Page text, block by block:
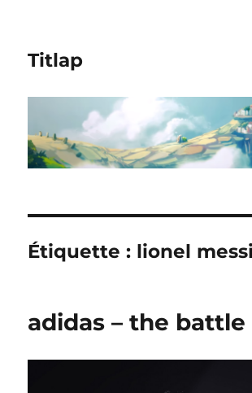
Titlap
Étiquette : lionel messi
adidas – the